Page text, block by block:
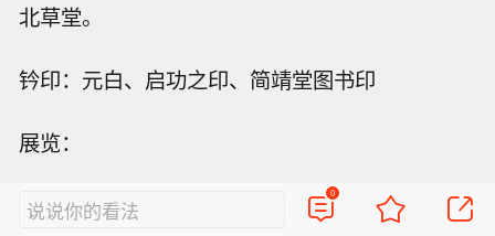
北草堂。
钤印：元白、启功之印、简靖堂图书印
展览：
（一）“启元白书画展”，北京中山公园，1943
说说你的看法
0